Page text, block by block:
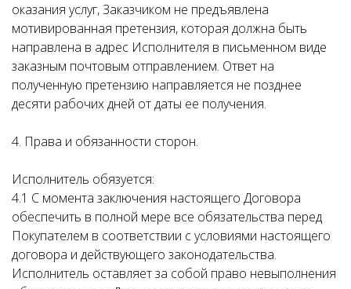
оказания услуг, Заказчиком не предъявлена
мотивированная претензия, которая должна быть
направлена в адрес Исполнителя в письменном виде
заказным почтовым отправлением. Ответ на
полученную претензию направляется не позднее
десяти рабочих дней от даты ее получения.
4. Права и обязанности сторон.
Исполнитель обязуется:
4.1 С момента заключения настоящего Договора
обеспечить в полной мере все обязательства перед
Покупателем в соответствии с условиями настоящего
договора и действующего законодательства.
Исполнитель оставляет за собой право невыполнения